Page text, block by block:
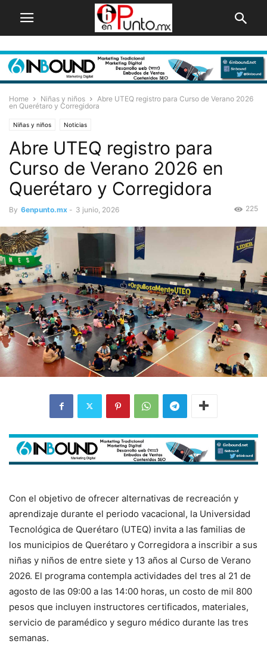
Home Niñas y niños
Abre UTEQ registro para Curso de Verano 2026
en Querétaro y Corregidora
Niñas y niños Noticias
Abre UTEQ registro para
Curso de Verano 2026 en
Querétaro y Corregidora
By 6enpunto.mx - 3 junio, 2026 225
Con el objetivo de ofrecer alternativas de recreación y
aprendizaje durante el periodo vacacional, la Universidad
Tecnológica de Querétaro (UTEQ) invita a las familias de
los municipios de Querétaro y Corregidora a inscribir a sus
niñas y niños de entre siete y 13 años al Curso de Verano
2026. El programa contempla actividades del tres al 21 de
agosto de las 09:00 a las 14:00 horas, un costo de mil 800
pesos que incluyen instructores certificados, materiales,
servicio de paramédico y seguro médico durante las tres
semanas.